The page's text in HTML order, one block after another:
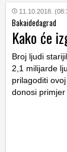
11.10.2018.
Bakaidedagrad
Kako će
Broj ljudi
2,1 milijarde
prilagoditi
donosi primjer